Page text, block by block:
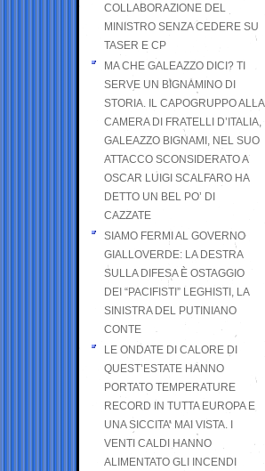
COLLABORAZIONE DEL
MINISTRO SENZA CEDERE SU
TASER E CP
MA CHE GALEAZZO DICI? TI
SERVE UN BIGNAMINO DI
STORIA. IL CAPOGRUPPO ALLA
CAMERA DI FRATELLI D’ITALIA,
GALEAZZO BIGNAMI, NEL SUO
ATTACCO SCONSIDERATO A
OSCAR LUIGI SCALFARO HA
DETTO UN BEL PO’ DI
CAZZATE
SIAMO FERMI AL GOVERNO
GIALLOVERDE: LA DESTRA
SULLA DIFESA È OSTAGGIO
DEI “PACIFISTI” LEGHISTI, LA
SINISTRA DEL PUTINIANO
CONTE
LE ONDATE DI CALORE DI
QUEST’ESTATE HANNO
PORTATO TEMPERATURE
RECORD IN TUTTA EUROPA E
UNA SICCITA’ MAI VISTA. I
VENTI CALDI HANNO
ALIMENTATO GLI INCENDI